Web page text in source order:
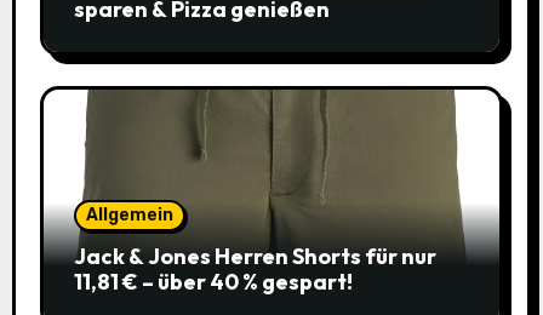
sparen & Pizza genießen
Allgemein
Jack & Jones Herren Shorts für nur
11,81 € – über 40 % gespart!